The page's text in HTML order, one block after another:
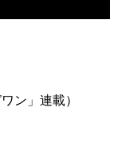
ン」連載）